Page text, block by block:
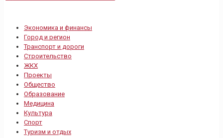
Экономика и финансы
Город и регион
Транспорт и дороги
Строительство
ЖКХ
Проекты
Общество
Образование
Медицина
Культура
Спорт
Туризм и отдых